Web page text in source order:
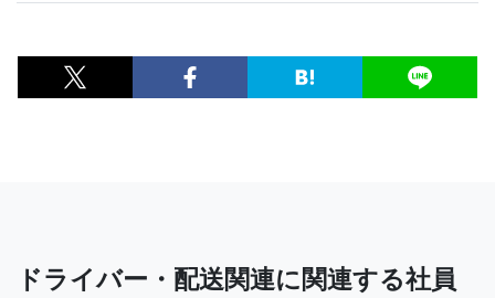
ドライバー・配送関連に関連する社員